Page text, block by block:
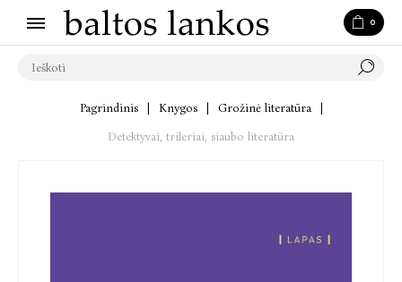
0
Pagrindinis Knygos Grožinė literatūra
Detektyvai, trileriai, siaubo literatūra